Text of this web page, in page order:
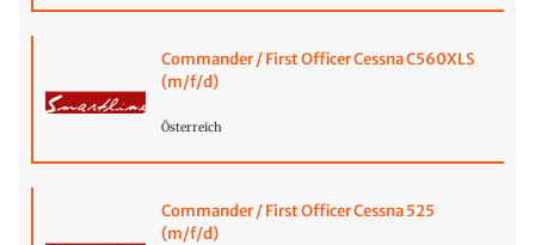
Commander / First Officer Cessna C560XLS
(m/f/d)
Österreich
Commander / First Officer Cessna 525
(m/f/d)